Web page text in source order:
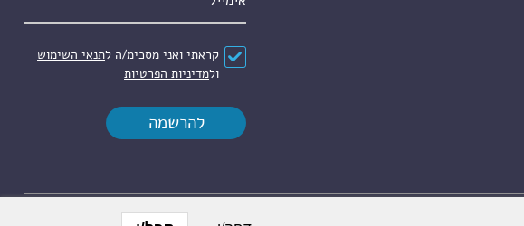
הסכם*
קראתי ואני מסכימ/ה לתנאי השימוש
ולמדיניות הפרטיות